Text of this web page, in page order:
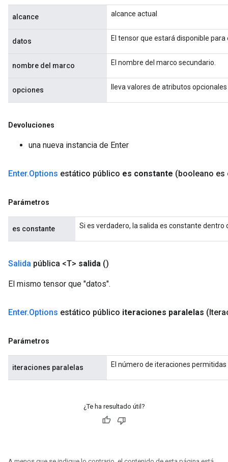
alcance alcance actual
datos El tensor que estará disponible
nombre del marco El nombre del marco secundario.
opciones lleva valores de atributos opcionales
Devoluciones
una nueva instancia de Enter
Enter.Options estático público es constante (booleano es
Parámetros
es constante Si es verdadero, la salida es constante dentro
Salida pública <T> salida ()
El mismo tensor que "datos".
Enter.Options estático público iteraciones paralelas
Parámetros
iteraciones paralelas El número de iteraciones
¿Te ha resultado útil?